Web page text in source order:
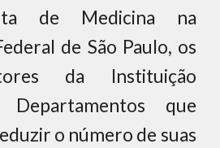
de Medicina na
de São Paulo, os
da Instituição
que
o número de suas